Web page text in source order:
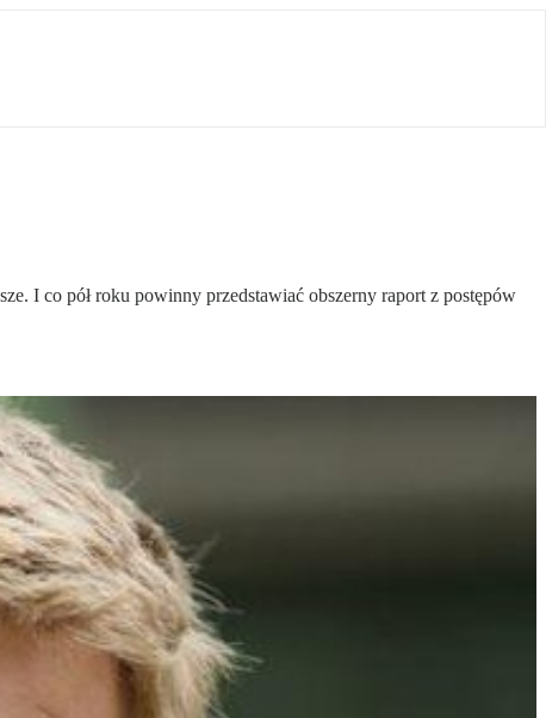
I co pół roku powinny przedstawiać obszerny raport z postępów